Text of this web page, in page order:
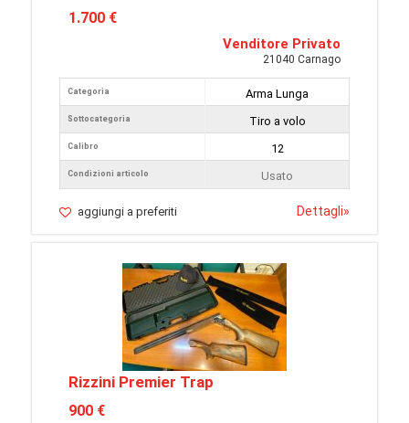
1.700 €
Venditore Privato
21040 Carnago
Categoria
Sottocategoria
Calibro
Condizioni articolo
Arma Lunga
Tiro a volo
12
Usato
aggiungi a preferiti Dettagli»
Rizzini Premier Trap
900 €